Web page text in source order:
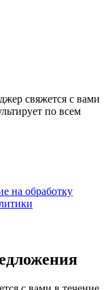
свяжется с вами
по всем
на обработку